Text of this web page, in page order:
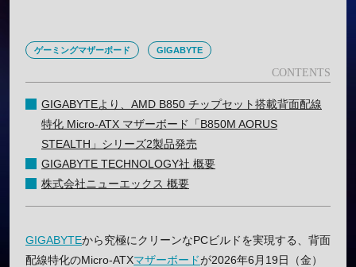
ゲーミングマザーボード GIGABYTE
GIGABYTEより、AMD B850 チップセット搭載背面配線
特化 Micro-ATX マザーボード「B850M AORUS
STEALTH」シリーズ2製品発売
GIGABYTE TECHNOLOGY社 概要
株式会社ニューエックス 概要
GIGABYTEから究極にクリーンなPCビルドを実現する、背面
配線特化のMicro-ATXマザーボードが2026年6月19日（金）